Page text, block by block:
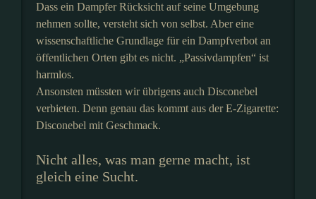
Dass ein Dampfer Rücksicht auf seine Umgebung
nehmen sollte, versteht sich von selbst. Aber eine
wissenschaftliche Grundlage für ein Dampfverbot an
öffentlichen Orten gibt es nicht. „Passivdampfen“ ist
harmlos.
Ansonsten müssten wir übrigens auch Disconebel
verbieten. Denn genau das kommt aus der E-Zigarette:
Disconebel mit Geschmack.
Nicht alles, was man gerne macht, ist
gleich eine Sucht.